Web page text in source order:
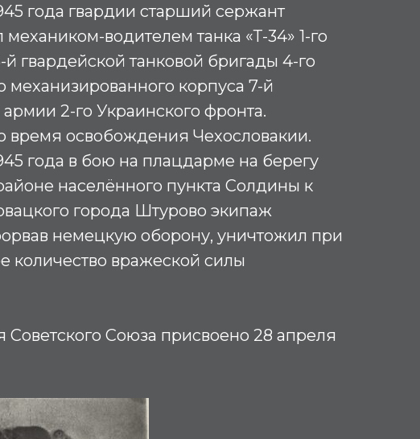
года гвардии старший сержант
водителем танка «Т-34» 1-го
й гвардейской танковой бригады 4-го
механизированного корпуса 7-й
2-го Украинского фронта.
время освобождения Чехословакии.
года в бою на плацдарме на берегу
населённого пункта Солдины к
города Штурово экипаж
немецкую оборону, уничтожил при
количество вражеской силы
Советского Союза присвоено 28 апреля